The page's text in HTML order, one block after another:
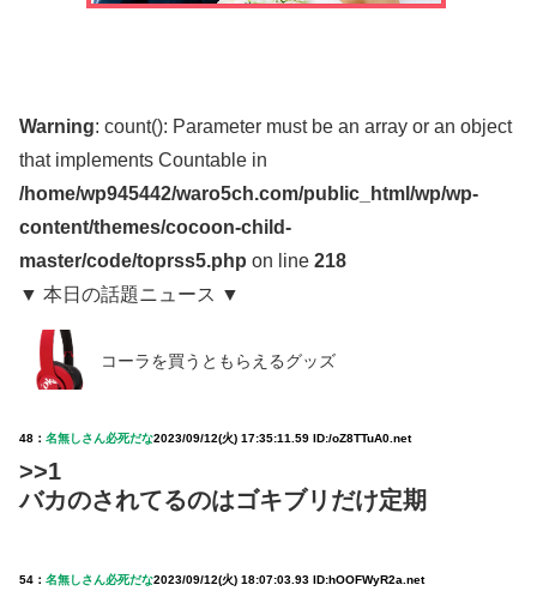
Warning: count(): Parameter must be an array or an object
that implements Countable in
/home/wp945442/waro5ch.com/public_html/wp/wp-
content/themes/cocoon-child-
master/code/toprss5.php on line 218
▼ 本日の話題ニュース ▼
コーラを買うともらえるグッズ
48： 名無しさん必死だな2023/09/12(火) 17:35:11.59 ID:/oZ8TTuA0.net
>>1
バカのされてるのはゴキブリだけ定期
54： 名無しさん必死だな2023/09/12(火) 18:07:03.93 ID:hOOFWyR2a.net